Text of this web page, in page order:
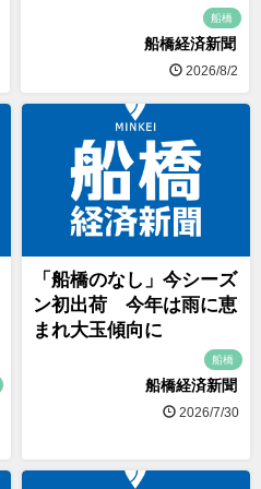
船橋
船橋経済新聞
2026/8/2
「船橋のなし」今シーズ
ン初出荷 今年は雨に恵
まれ大玉傾向に
船橋
船橋経済新聞
2026/7/30